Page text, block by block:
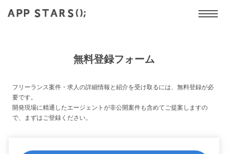
無料登録フォーム
フリーランス案件・求人の詳細情報と紹介を受け取るには、無料登録が必
要です。
開発現場に精通したエージェントが非公開案件も含めてご提案しますの
で、まずはご登録ください。